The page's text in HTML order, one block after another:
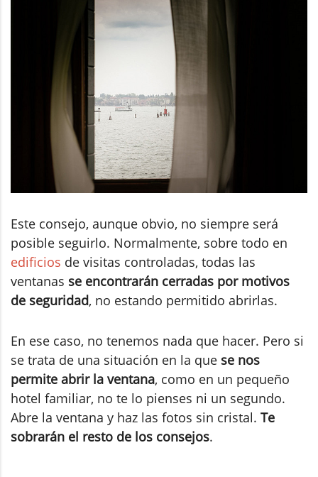
Este consejo, aunque obvio, no siempre será
posible seguirlo. Normalmente, sobre todo en
edificios de visitas controladas, todas las
ventanas se encontrarán cerradas por motivos
de seguridad, no estando permitido abrirlas.
En ese caso, no tenemos nada que hacer. Pero si
se trata de una situación en la que se nos
permite abrir la ventana, como en un pequeño
hotel familiar, no te lo pienses ni un segundo.
Abre la ventana y haz las fotos sin cristal. Te
sobrarán el resto de los consejos.